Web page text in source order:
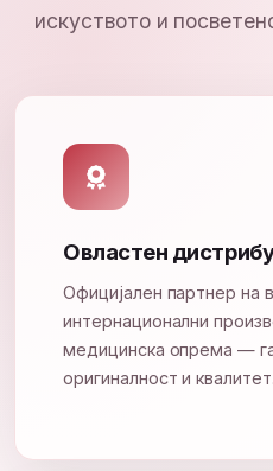
искуството и
Овластен
Официјален партнер на
интернационални
медицинска опрема —
оригиналност и квалитет.